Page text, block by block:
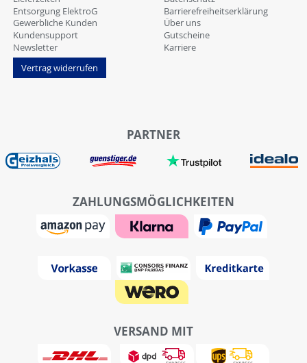
Entsorgung ElektroG
Gewerbliche Kunden
Kundensupport
Newsletter
Vertrag widerrufen
Barrierefreiheitserklärung
Über uns
Gutscheine
Karriere
PARTNER
ZAHLUNGSMÖGLICHKEITEN
VERSAND MIT